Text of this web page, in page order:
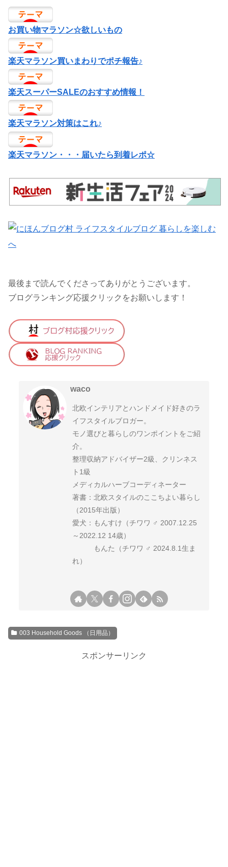
お買い物マラソン☆欲しいもの
楽天マラソン買いまわりでポチ報告♪
楽天スーパーSALEのおすすめ情報！
楽天マラソン対策はこれ♪
楽天マラソン・・・届いたら到着レポ☆
最後まで読んでくださってありがとうございます。
ブログランキング応援クリックをお願いします！
waco
北欧インテリアとハンドメイド好きのラ
イフスタイルブロガー。
モノ選びと暮らしのワンポイントをご紹
介。
整理収納アドバイザー2級、クリンネス
ト1級
メディカルハーブコーディネーター
著書：北欧スタイルのここちよい暮らし
（2015年出版）
愛犬：もんすけ（チワワ ♂ 2007.12.25
～2022.12 14歳）
もんた（チワワ ♂ 2024.8.1生ま
れ）
003 Household Goods （日用品）
スポンサーリンク